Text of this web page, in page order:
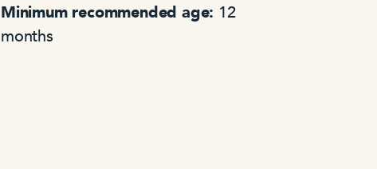
Minimum recommended age: 12
months